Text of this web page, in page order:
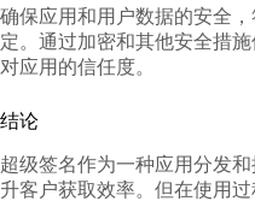
确保应用和用户数据的安全
定。通过加密和其他安全措
对应用的信任度。
结论
超级签名作为一种应用分发
升客户获取效率。但在使用